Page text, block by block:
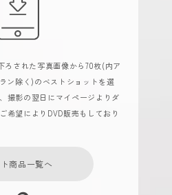
ろされた写真画像から70枚(内ア
ン除く)のベストショットを選
撮影の翌日にマイページよりダ
希望によりDVD販売もしており
商品一覧へ